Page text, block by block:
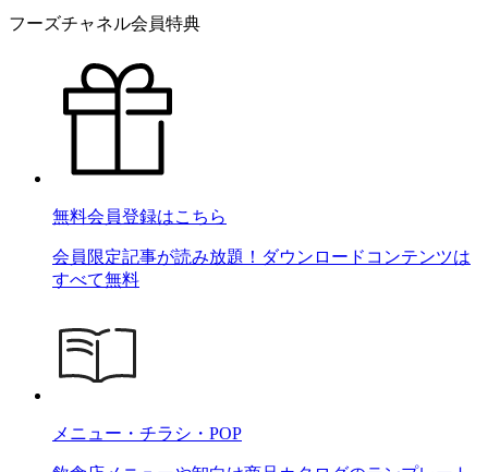
フーズチャネル会員特典
無料会員登録はこちら
会員限定記事が読み放題！ダウンロードコンテンツは
すべて無料
メニュー・チラシ・POP